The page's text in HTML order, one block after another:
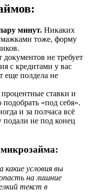
минут. Никаких
тоже, форму
документов не требует
с кредитами у вас
еще полдела не
процентные ставки и
подобрать «под себя».
и за полчаса всё
подали не под конец
какие условия вы
на лишние
текст в